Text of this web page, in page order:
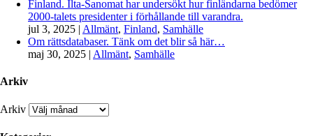
Finland. Ilta-Sanomat har undersökt hur finländarna bedömer
2000-talets presidenter i förhållande till varandra.
jul 3, 2025 | Allmänt, Finland, Samhälle
Om rättsdatabaser. Tänk om det blir så här…
maj 30, 2025 | Allmänt, Samhälle
Arkiv
Arkiv